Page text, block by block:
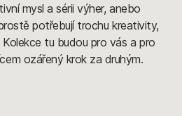
mysl a sérii výher, anebo
potřebují trochu kreativity,
Kolekce tu budou pro vás a pro
ozářený krok za druhým.